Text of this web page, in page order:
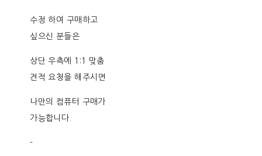
수정 하여 구매하고
싶으신 분들은
상단 우측에 1:1 맞춤
견적 요청을 해주시면
나만의 컴퓨터 구매가
가능합니다.
-